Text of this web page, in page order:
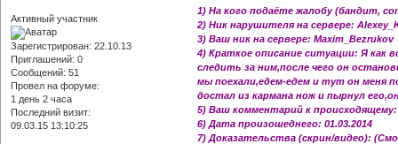
Активный участник
Зарегистрирован: 22.10.13
Приглашений: 0
Сообщений: 51
Провел на форуме:
1 день 2 часа
Последний визит:
09.03.15 13:10:25
1) На кого подаёте жалобу (бандит,
2) Ник нарушителя на сервере:
3) Ваш ник на сервере: Maxim_Bezrukov
4) Краткое описание ситуации: Я как
следить за ним,после чего он
мы поехали,едем-едем и тут он меня
достал из кармана нож и пырнул
5) Ваш комментарий к происходящему:
6) Дата произошеднего: 01.03.2014
7) Доказательства (скрин/видео):